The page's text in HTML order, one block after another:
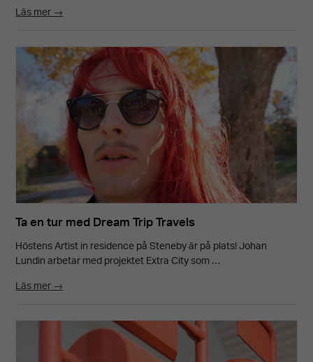
Läs mer →
Ta en tur med Dream Trip Travels
Höstens Artist in residence på Steneby är på plats! Johan
Lundin arbetar med projektet Extra City som …
Läs mer →
möjligt under
ditt besök.
Om du nekar
dessa
cookies
kommer viss
funktionalitet
att försvinna
från
hemsidan.
Genom att dela